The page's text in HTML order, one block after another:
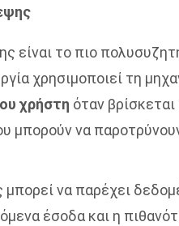
είναι το πιο
χρησιμοποιεί τη
χρήστη όταν
μπορούν να
να παρέχει
έσοδα και η